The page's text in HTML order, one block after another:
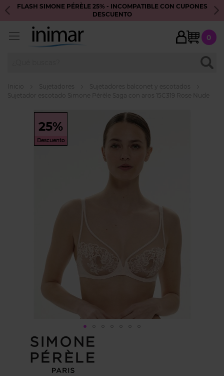
FLASH SIMONE PÉRÈLE 25% - INCOMPATIBLE CON CUPONES
DESCUENTO
My
0
Inicio Sujetadores
Sujetadores balconet y escotados
Sujetador escotado Simone Pérèle Saga con aros 15C319 Rose Nude
25%
Descuento